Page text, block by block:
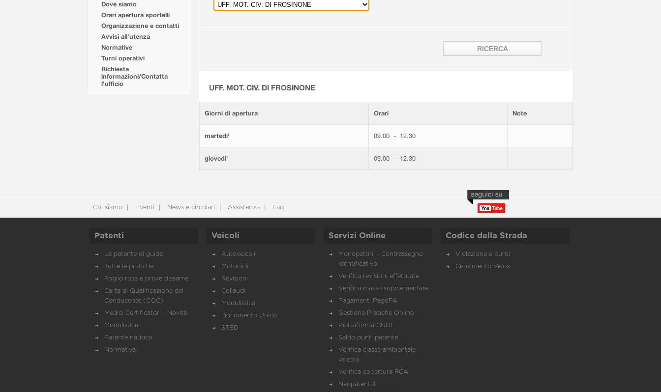
Dove siamo
Orari apertura sportelli
Organizzazione e contatti
Avvisi all'utenza
Normative
Turni operativi
Richiesta
informazioni/Contatta
l'ufficio
UFF. MOT. CIV. DI FROSINONE
Giorni di apertura Orari Note
martedi' 09.00 - 12.30
giovedi' 09.00 - 12.30
Chi siamo Eventi News e circolari Assistenza Faq
Patenti
La patente di guida
Tutte le pratiche
Foglio rosa e prove d’esame
Carta di Qualificazione del
Conducente (CQC)
Medici Certificatori - Novità
Modulistica
Patente nautica
Normativa
Veicoli
Autoveicoli
Motocicli
Revisioni
Collaudi
Modulistica
Documento Unico
STED
Servizi Online
Monopattini - Contrassegno
identificativo
Verifica revisioni effettuate
Verifica massa supplementare
Pagamenti PagoPA
Gestione Pratiche Online
Piattaforma CUDE
Saldo punti patente
Verifica classe ambientale
veicolo
Verifica copertura RCA
Neopatentati
Codice della Strada
Violazione e punti
Censimento Velox